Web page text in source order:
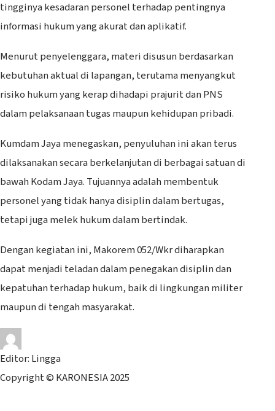
tingginya kesadaran personel terhadap pentingnya
informasi hukum yang akurat dan aplikatif.
Menurut penyelenggara, materi disusun berdasarkan
kebutuhan aktual di lapangan, terutama menyangkut
risiko hukum yang kerap dihadapi prajurit dan PNS
dalam pelaksanaan tugas maupun kehidupan pribadi.
Kumdam Jaya menegaskan, penyuluhan ini akan terus
dilaksanakan secara berkelanjutan di berbagai satuan di
bawah Kodam Jaya. Tujuannya adalah membentuk
personel yang tidak hanya disiplin dalam bertugas,
tetapi juga melek hukum dalam bertindak.
Dengan kegiatan ini, Makorem 052/Wkr diharapkan
dapat menjadi teladan dalam penegakan disiplin dan
kepatuhan terhadap hukum, baik di lingkungan militer
maupun di tengah masyarakat.
Editor: Lingga
Copyright © KARONESIA 2025